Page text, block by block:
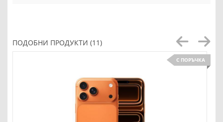
ПОДОБНИ ПРОДУКТИ (11)
С ПОРЪЧКА